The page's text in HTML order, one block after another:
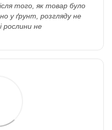
того, як товар було
у ґрунт, розгляду не
рослини не